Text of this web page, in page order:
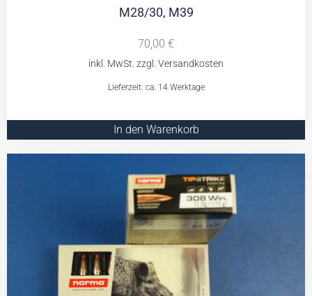
M28/30, M39
70,00 €
Lieferzeit: ca. 14 Werktage
In den Warenkorb